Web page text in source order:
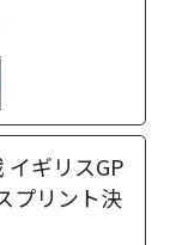
ギリスGP
プリント決